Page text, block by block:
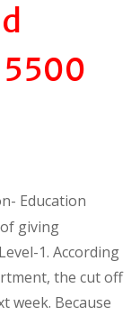
Education
giving
1. According
the cut off
week. Because